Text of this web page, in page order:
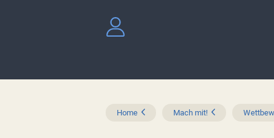
Home Mach mit!